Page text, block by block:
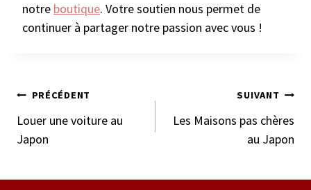
notre boutique. Votre soutien nous permet de
continuer à partager notre passion avec vous !
Navigation
de
l’article
PRÉCÉDENT
Louer une voiture au
Japon
SUIVANT
Les Maisons pas chères
au Japon